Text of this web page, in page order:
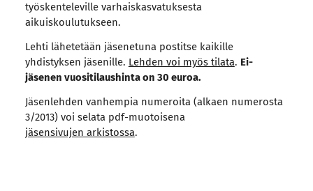
työskenteleville varhaiskasvatuksesta
aikuiskoulutukseen.
Lehti lähetetään jäsenetuna postitse kaikille
yhdistyksen jäsenille. Lehden voi myös tilata. Ei-
jäsenen vuositilaushinta on 30 euroa.
Jäsenlehden vanhempia numeroita (alkaen numerosta
3/2013) voi selata pdf-muotoisena
jäsensivujen arkistossa.